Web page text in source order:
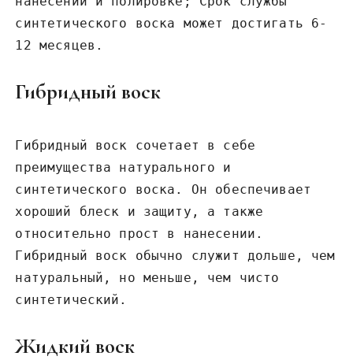
синтетического воска может достигать 6-
12 месяцев.
Гибридный воск
Гибридный воск сочетает в себе
преимущества натурального и
синтетического воска. Он обеспечивает
хороший блеск и защиту, а также
относительно прост в нанесении.
Гибридный воск обычно служит дольше, чем
натуральный, но меньше, чем чисто
синтетический.
Жидкий воск